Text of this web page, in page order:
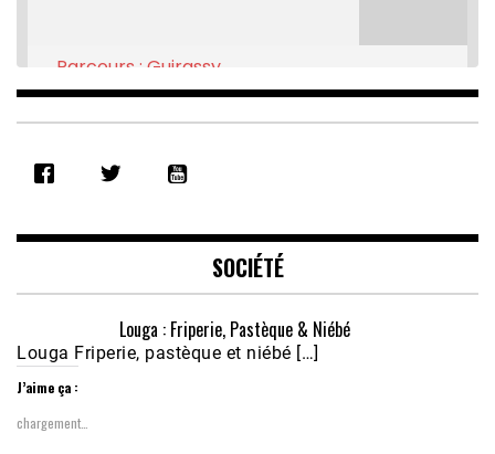
RSS FEED
EMBED
Parcours : Guirassy
Feb 16, 2021 • 28:08
SOCIÉTÉ
Louga : Friperie, Pastèque & Niébé
Louga Friperie, pastèque et niébé […]
J’aime ça :
chargement…